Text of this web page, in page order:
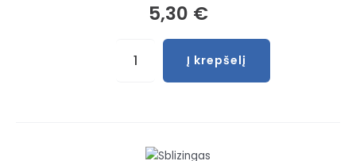
5,30 €
Prailg.smūginė
Į krepšelį